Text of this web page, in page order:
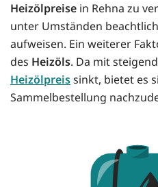
Heizölpreise in Rehna zu
unter Umständen
aufweisen. Ein weiterer
des Heizöls. Da mit
Heizölpreissinkt, bietet es
Sammelbestellung